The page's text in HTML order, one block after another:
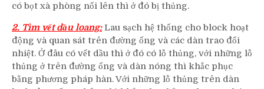
có bọt xà phòng nổi lên thì ở đó bị thủng.
2. Tìm vết dầu loang:Lau sạch hệ thống cho block hoạt
động và quan sát trên đường ống và các dàn trao đổi
nhiệt. Ở đâu có vết dầu thì ở đó có lỗ thủng, với những lỗ
thủng ở trên đường ống và dàn nóng thì khắc phục
bằng phương pháp hàn. Với những lỗ thủng trên dàn